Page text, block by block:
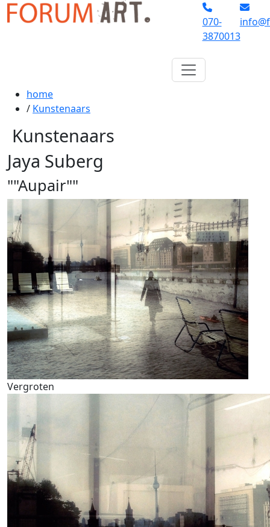
070-
3870013
home
/ Kunstenaars
Kunstenaars
Jaya Suberg
""Aupair""
Vergroten